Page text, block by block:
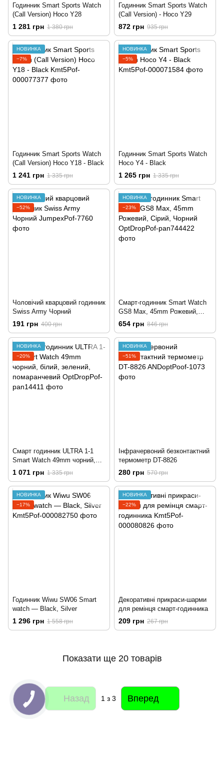
Годинник Smart Sports Watch
(Call Version) Hoco Y28
1 281 грн 1 380 грн
Годинник Smart Sports Watch
(Call Version) - Hoco Y29
872 грн 935 грн
НОВИНКА
−7%
Годинник Smart Sports Watch
(Call Version) Hoco Y18 - Black
1 241 грн 1 335 грн
НОВИНКА
−5%
Годинник Smart Sports Watch
Hoco Y4 - Black
1 265 грн 1 335 грн
НОВИНКА
−52%
Чоловічий кварцовий годинник
Swiss Army Чорний
191 грн 400 грн
НОВИНКА
−23%
Смарт-годинник Smart Watch
GS8 Max, 45mm Рожевий,
Сірий, Чорний
654 грн 846 грн
НОВИНКА
−20%
Смарт годинник ULTRA 1-1
Smart Watch 49mm чорний,
білий, зелений, помаранчевий
1 071 грн 1 335 грн
НОВИНКА
−51%
Інфрачервоний безконтактний
термометр DT-8826
280 грн 570 грн
НОВИНКА
−17%
Годинник Wiwu SW06 Smart
watch — Black, Silver
1 296 грн 1 558 грн
НОВИНКА
−22%
Декоративні прикраси-шарми
для ремінця смарт-годинника
209 грн 267 грн
Показати ще 20 товарів
Назад 1з 3 Вперед